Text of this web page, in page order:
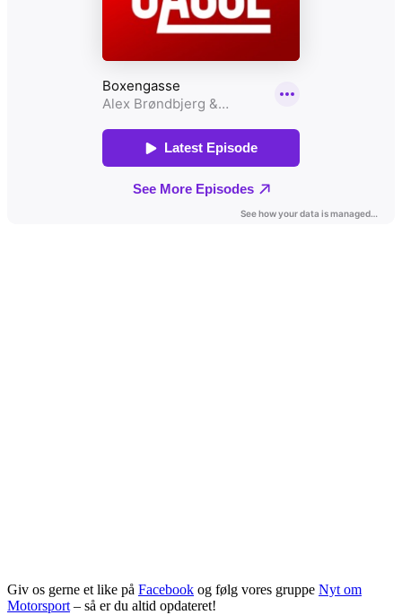
Giv os gerne et like på Facebook og følg vores gruppe Nyt om
Motorsport– så er du altid opdateret!